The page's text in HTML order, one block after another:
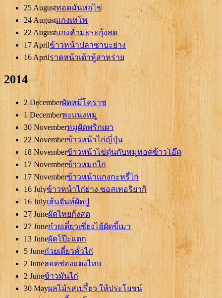
25 Augustทอดมันห่อไข่
24 Augustแกงเทโพ
22 Augustแกงคั่วมะระกุ้งสด
17 Aprilข้าวหน้าปลาซาบะย่าง
16 Aprilราดหน้าเต้าหู้สาหร่าย
2014
2 Decemberผัดหมี่โคราช
1 Decemberพะแนงหมู
30 Novemberหมูผัดพริกเผา
22 Novemberข้าวหน้าไก่ญี่ปุ่น
18 Novemberข้าวหน้าไข่ตุ๋นกับหมูทอดข้าวโอ๊ต
17 Novemberข้าวหมกไก่
17 Novemberข้าวหน้าแกงกะหรี่ไก่
16 Julyข้าวหน้าไก่ย่าง ซอสเทอริยากิ
16 Julyเส้นจันท์ผัดปู
27 Juneผัดไทยกุ้งสด
27 Juneก๋วยเตี๋ยวเซี่ยงไฮ้ผัดขี้เมา
13 Juneผัดโป๊ะแตก
5 Juneก๋วยเตี๋ยวคั่วไก่
2 Juneลอดช่องแตงไทย
2 Juneข้าวมันไก่
30 Mayผลไม้รสเปรี้ยว ให้ประโยชน์